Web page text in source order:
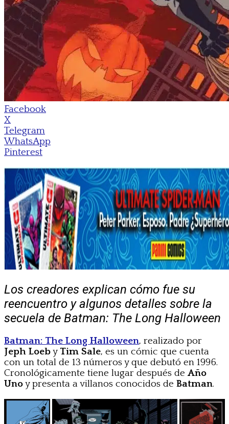
Facebook
X
Telegram
WhatsApp
Pinterest
Los creadores explican cómo fue su
reencuentro y algunos detalles sobre la
secuela de Batman: The Long Halloween
Batman: The Long Halloween, realizado por
Jeph Loeby Tim Sale, es un cómic que cuenta
con un total de 13 números y que debutó en 1996.
Cronológicamente tiene lugar después de Año
Unoy presenta a villanos conocidos de Batman.